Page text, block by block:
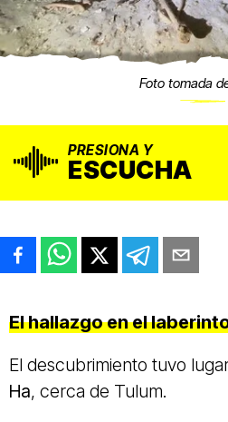
Foto tomada
PRESIONA Y
ESCUCHA
El hallazgo en el
El descubrimiento tuvo
Ha, cerca de Tulum.